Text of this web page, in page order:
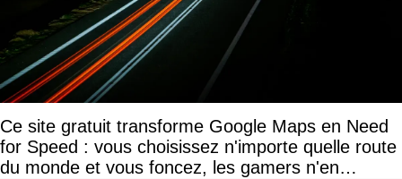
Ce site gratuit transforme Google Maps en Need
for Speed : vous choisissez n'importe quelle route
du monde et vous foncez, les gamers n'en